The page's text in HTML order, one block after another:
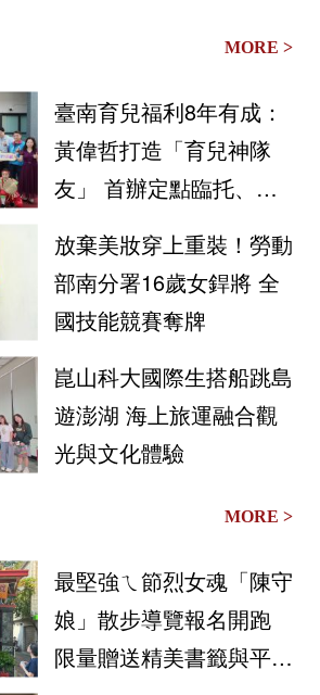
MORE >
臺南育兒福利8年有成：
黃偉哲打造「育兒神隊
友」 首辦定點臨托、育
放棄美妝穿上重裝！勞動
部南分署16歲女銲將 全
國技能競賽奪牌
崑山科大國際生搭船跳島
遊澎湖 海上旅運融合觀
光與文化體驗
MORE >
最堅強ㄟ節烈女魂「陳守
娘」散步導覽報名開跑
限量贈送精美書籤與平安